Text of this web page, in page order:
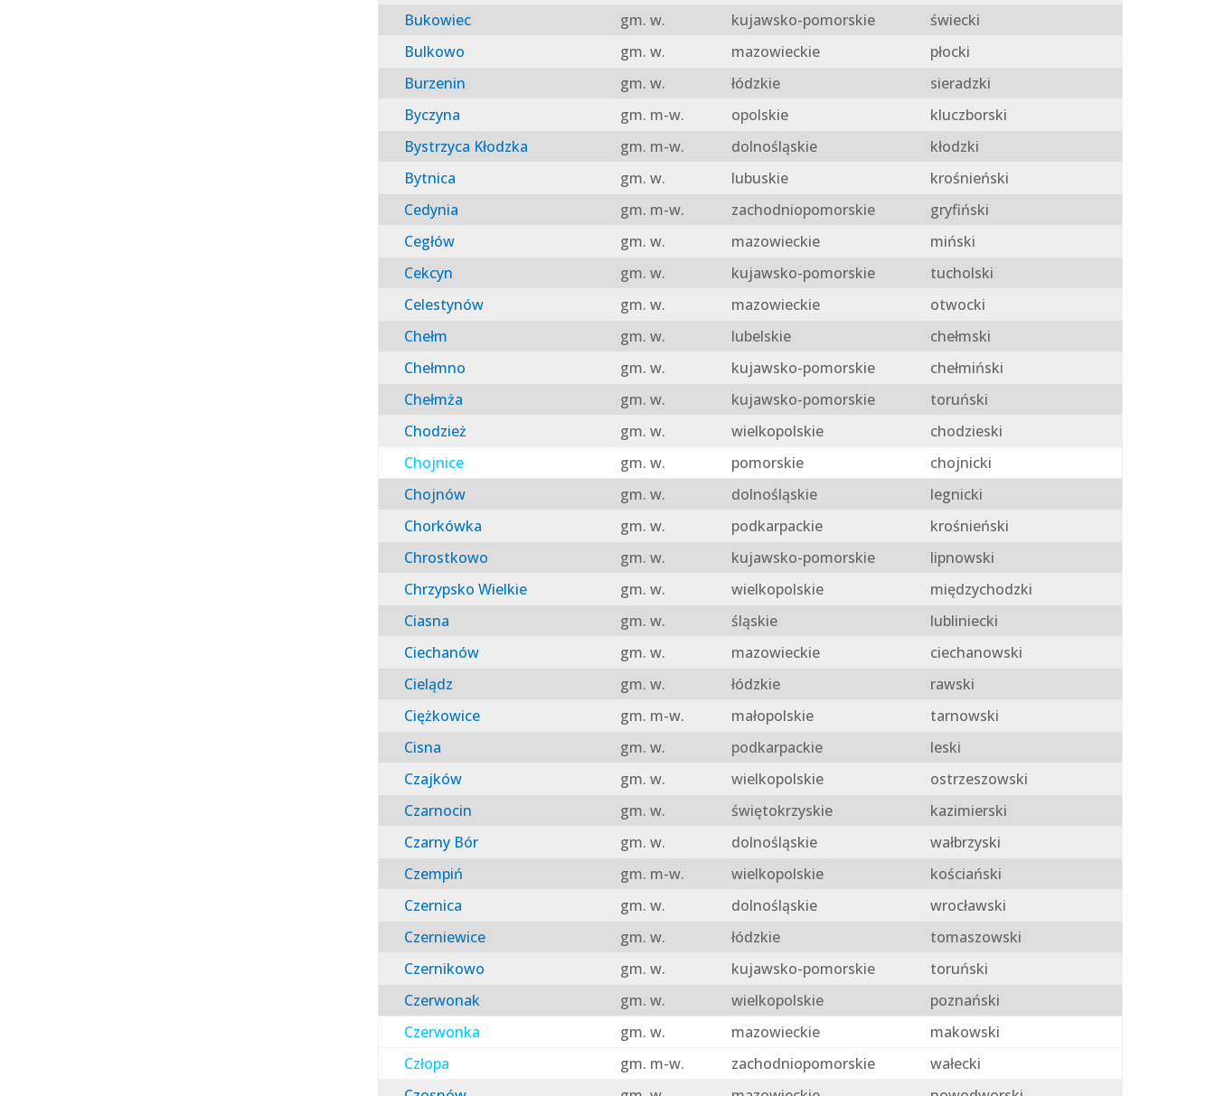
Bukowiec
gm. w. kujawsko-pomorskie
świecki
Bulkowo
gm. w. mazowieckie
płocki
Burzenin
gm. w. łódzkie
sieradzki
Byczyna
gm. m-w. opolskie
kluczborski
Bystrzyca Kłodzka
gm. m-w. dolnośląskie
kłodzki
Bytnica
gm. w. lubuskie
krośnieński
Cedynia
gm. m-w. zachodniopomorskie
gryfiński
Cegłów
gm. w. mazowieckie
miński
Cekcyn
gm. w. kujawsko-pomorskie
tucholski
Celestynów
gm. w. mazowieckie
otwocki
Chełm
gm. w. lubelskie
chełmski
Chełmno
gm. w. kujawsko-pomorskie
chełmiński
Chełmża
gm. w. kujawsko-pomorskie
toruński
Chodzież
gm. w. wielkopolskie
chodzieski
Chojnice
gm. w. pomorskie
chojnicki
Chojnów
gm. w. dolnośląskie
legnicki
Chorkówka
gm. w. podkarpackie
krośnieński
Chrostkowo
gm. w. kujawsko-pomorskie
lipnowski
Chrzypsko Wielkie
gm. w. wielkopolskie
międzychodzki
Ciasna
gm. w. śląskie
lubliniecki
Ciechanów
gm. w. mazowieckie
ciechanowski
Cielądz
gm. w. łódzkie
rawski
Ciężkowice
gm. m-w. małopolskie
tarnowski
Cisna
gm. w. podkarpackie
leski
Czajków
gm. w. wielkopolskie
ostrzeszowski
Czarnocin
gm. w. świętokrzyskie
kazimierski
Czarny Bór
gm. w. dolnośląskie
wałbrzyski
Czempiń
gm. m-w. wielkopolskie
kościański
Czernica
gm. w. dolnośląskie
wrocławski
Czerniewice
gm. w. łódzkie
tomaszowski
Czernikowo
gm. w. kujawsko-pomorskie
toruński
Czerwonak
gm. w. wielkopolskie
poznański
Czerwonka
gm. w. mazowieckie
makowski
Człopa
gm. m-w. zachodniopomorskie
wałecki